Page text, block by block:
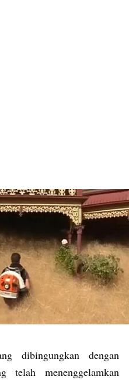
dibingungkan dengan
telah menenggelamkan